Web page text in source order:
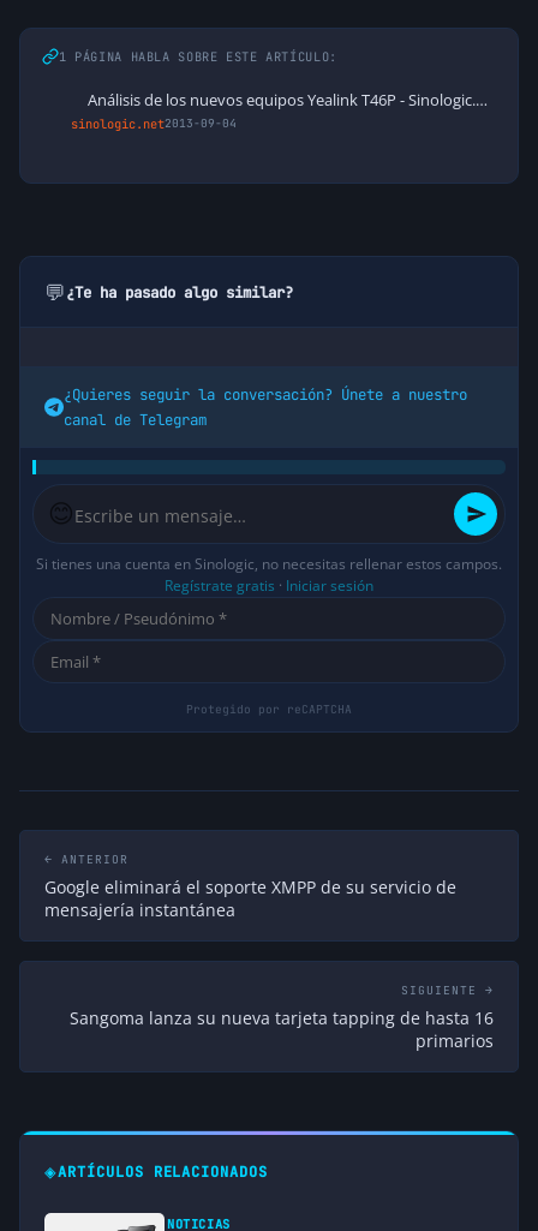
1 PÁGINA HABLA SOBRE ESTE ARTÍCULO:
Análisis de los nuevos equipos Yealink T46P - Sinologic.net
sinologic.net2013-09-04
💬¿Te ha pasado algo similar?
¿Quieres seguir la conversación? Únete a nuestro
canal de Telegram
😊
Si tienes una cuenta en Sinologic, no necesitas rellenar estos campos.
Regístrate gratis · Iniciar sesión
← ANTERIOR
Google eliminará el soporte XMPP de su servicio de
mensajería instantánea
SIGUIENTE →
Sangoma lanza su nueva tarjeta tapping de hasta 16
primarios
◈ARTÍCULOS RELACIONADOS
NOTICIAS